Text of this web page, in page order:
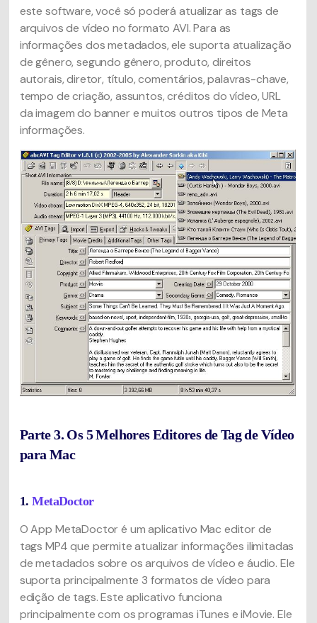
este software, você só poderá atualizar as tags de
arquivos de vídeo no formato AVI. Para as
informações dos metadados, ele suporta atualização
de gênero, segundo gênero, produto, direitos
autorais, diretor, título, comentários, palavras-chave,
tempo de criação, assuntos, créditos do vídeo, URL
da imagem do banner e muitos outros tipos de Meta
informações.
Parte 3. Os 5 Melhores Editores de Tag de Vídeo
para Mac
1.MetaDoctor
O App MetaDoctor é um aplicativo Mac editor de
tags MP4 que permite atualizar informações ilimitadas
de metadados sobre os arquivos de vídeo e áudio. Ele
suporta principalmente 3 formatos de vídeo para
edição de tags. Este aplicativo funciona
principalmente com os programas iTunes e iMovie. Ele